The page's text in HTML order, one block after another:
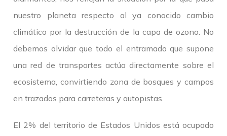
nuestro planeta respecto al ya conocido cambio
climático por la destrucción de la capa de ozono. No
debemos olvidar que todo el entramado que supone
una red de transportes actúa directamente sobre el
ecosistema, convirtiendo zona de bosques y campos
en trazados para carreteras y autopistas.
El 2% del territorio de Estados Unidos está ocupado